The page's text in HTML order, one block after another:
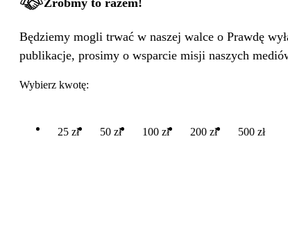
Będziemy mogli trwać w naszej walce o Prawdę
publikacje, prosimy o wsparcie misji naszych
Wybierz kwotę:
25 zł 50 zł 100 zł 200 zł 500 zł